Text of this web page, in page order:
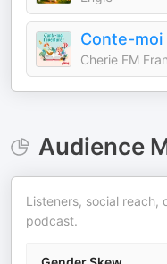
Conte-moi
Cherie FM
Audience
Listeners, social reach,
podcast.